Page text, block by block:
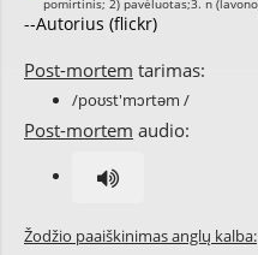
--Autorius (flickr)
Post-mortem tarimas:
/poʊst'mɔrtəm /
Post-mortem audio:
Žodžio paaiškinimas anglų kalba: